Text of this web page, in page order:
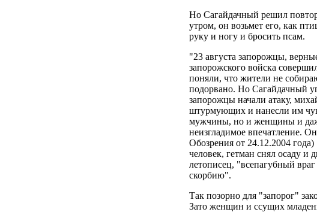
Но Сагайдачный решил
утром, он возьмет его, как
руку и ногу и бросить псам.
"23 августа запорожцы,
запорожского войска
поняли, что жители не
подорвано. Но Сагайдачный
запорожцы начали атаку,
штурмующих и нанесли им
мужчины, но и женщины и
неизгладимое впечатление.
Обозрения от 24.12.2004
человек, гетман снял осаду и
летописец, "всепагубный
скорбию".
Так позорно для "запорог"
Зато женщин и ссущих